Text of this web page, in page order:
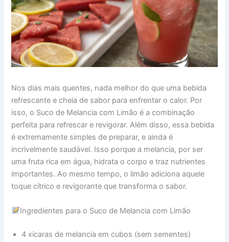
Nos dias mais quentes, nada melhor do que uma bebida
refrescante e cheia de sabor para enfrentar o calor. Por
isso, o Suco de Melancia com Limão é a combinação
perfeita para refrescar e revigorar. Além disso, essa bebida
é extremamente simples de preparar, e ainda é
incrivelmente saudável. Isso porque a melancia, por ser
uma fruta rica em água, hidrata o corpo e traz nutrientes
importantes. Ao mesmo tempo, o limão adiciona aquele
toque cítrico e revigorante que transforma o sabor.
Ingredientes para o Suco de Melancia com Limão
4 xícaras de melancia em cubos (sem sementes)